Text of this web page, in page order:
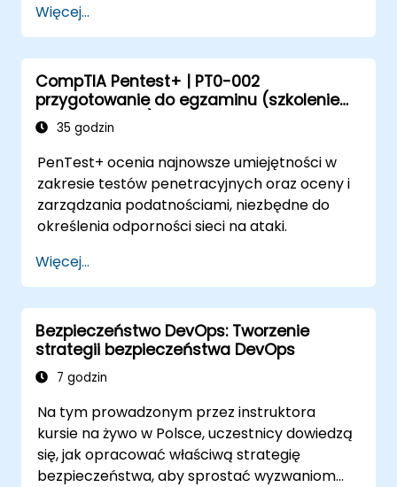
procedury operacyjne.
Więcej...
CompTIA Pentest+ | PT0-002
przygotowanie do egzaminu (szkolenie
akredytowane)
35 godzin
PenTest+ ocenia najnowsze umiejętności w
zakresie testów penetracyjnych oraz oceny i
zarządzania podatnościami, niezbędne do
określenia odporności sieci na ataki.
Więcej...
Bezpieczeństwo DevOps: Tworzenie
strategii bezpieczeństwa DevOps
7 godzin
Na tym prowadzonym przez instruktora
kursie na żywo w Polsce, uczestnicy dowiedzą
się, jak opracować właściwą strategię
bezpieczeństwa, aby sprostać wyzwaniom